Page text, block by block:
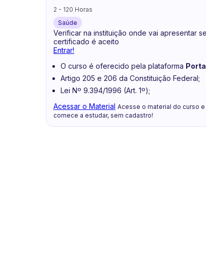
2 - 120 Horas
Saúde
Verificar na instituição onde vai apresentar
certificado é aceito
Entrar!
O curso é oferecido pela plataforma
Artigo 205 e 206 da Constituição Federal;
Lei Nº 9.394/1996 (Art. 1º);
Acessar o Material Acesse o material do curso e
comece a estudar, sem cadastro!